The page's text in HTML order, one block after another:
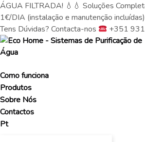
ÁGUA FILTRADA! 💧💧 Soluções
1€/DIA (instalação e manutenção incluídas)
Tens Dúvidas? Contacta-nos
+351
Como funciona
Produtos
Sobre Nós
Contactos
Pt